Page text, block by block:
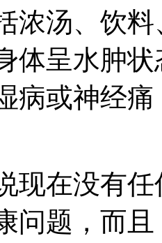
浓汤、饮
体呈水肿
病或神经
现在没有
问题，而